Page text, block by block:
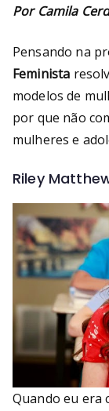
Por Camila
Pensando na
Feminista
modelos de
por que não
mulheres e
Riley
Quando eu era